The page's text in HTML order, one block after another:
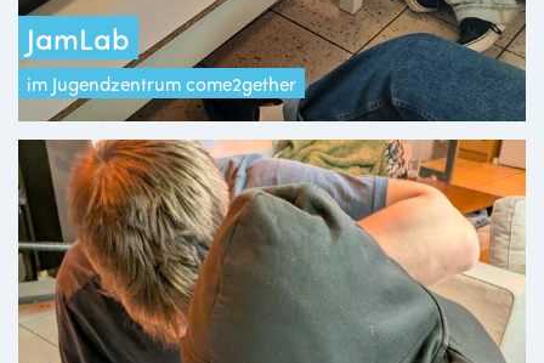
JamLab
im Jugendzentrum come2gether